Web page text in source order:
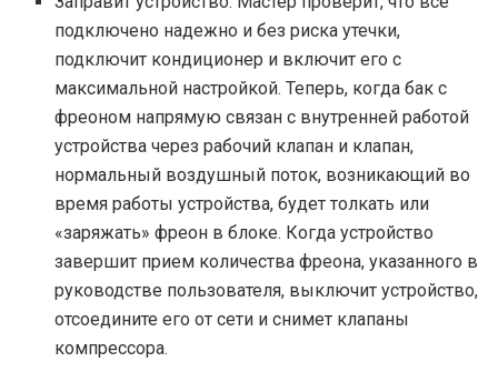
подключено надежно и без риска утечки,
подключит кондиционер и включит его с
максимальной настройкой. Теперь, когда бак с
фреоном напрямую связан с внутренней работой
устройства через рабочий клапан и клапан,
нормальный воздушный поток, возникающий во
время работы устройства, будет толкать или
«заряжать» фреон в блоке. Когда устройство
завершит прием количества фреона, указанного в
руководстве пользователя, выключит устройство,
отсоедините его от сети и снимет клапаны
компрессора.